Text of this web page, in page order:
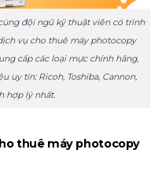
đội ngũ kỹ thuật viên có trình
vụ cho thuê máy photocopy
cấp các loại mực chính hãng,
uy tín: Ricoh, Toshiba, Cannon,
hợp lý nhất.
thuê máy photocopy